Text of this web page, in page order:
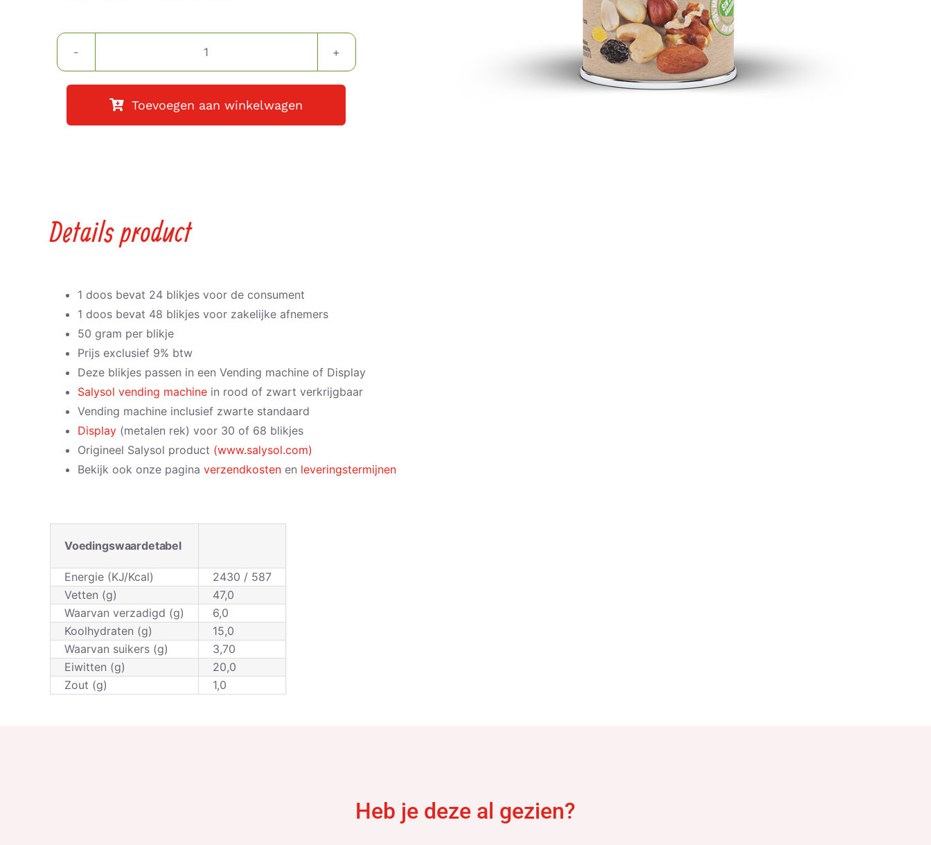
Bio
aantal
Toevoegen aan winkelwagen
Details product
1 doos bevat 24 blikjes voor de consument
1 doos bevat 48 blikjes voor zakelijke afnemers
50 gram per blikje
Prijs exclusief 9% btw
Deze blikjes passen in een Vending machine of Display
Salysol vending machinein rood of zwart verkrijgbaar
Vending machine inclusief zwarte standaard
Display(metalen rek) voor 30 of 68 blikjes
Origineel Salysol product (www.salysol.com)
Bekijk ook onze pagina verzendkostenen leveringstermijnen
Voedingswaardetabel
Energie (KJ/Kcal)
2430 / 587
Vetten (g)
47,0
Waarvan verzadigd (g)
6,0
Koolhydraten (g)
15,0
Waarvan suikers (g)
3,70
Eiwitten (g)
20,0
Zout (g)
1,0
Heb je deze al gezien?